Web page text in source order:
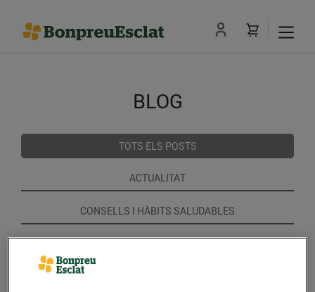
BLOG
TOTS ELS POSTS
ACTUALITAT
CONSELLS I HÀBITS SALUDABLES